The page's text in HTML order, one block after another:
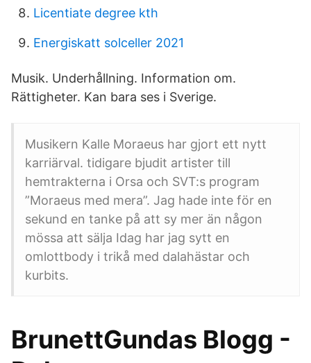
Licentiate degree kth
Energiskatt solceller 2021
Musik. Underhållning. Information om.
Rättigheter. Kan bara ses i Sverige.
Musikern Kalle Moraeus har gjort ett nytt
karriärval. tidigare bjudit artister till
hemtrakterna i Orsa och SVT:s program
”Moraeus med mera”. Jag hade inte för en
sekund en tanke på att sy mer än någon
mössa att sälja Idag har jag sytt en
omlottbody i trikå med dalahästar och
kurbits.
BrunettGundas Blogg -